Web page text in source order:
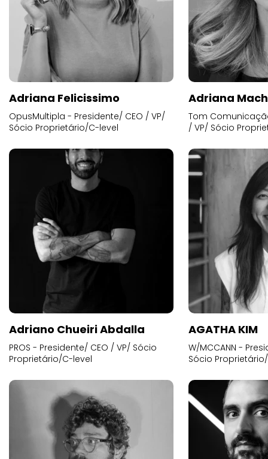
Adriana Felicissimo
OpusMultipla - Presidente/ CEO / VP/
Sócio Proprietário/C-level
Adriana
Tom
/ VP/ Sócio
Adriano Chueiri Abdalla
PROS - Presidente/ CEO / VP/ Sócio
Proprietário/C-level
AGATHA KIM
W/MCCANN -
Sócio